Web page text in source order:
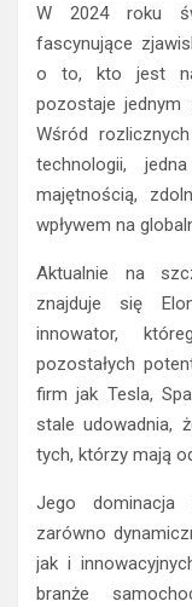
W 2024 roku
fascynujące
o to, kto jest
pozostaje jednym
Wśród
technologii,
majętnością,
wpływem na
Aktualnie na
znajduje się
innowator,
pozostałych
firm jak Tesla,
stale udowadnia,
tych, którzy mają
Jego
zarówno
jak i
branże